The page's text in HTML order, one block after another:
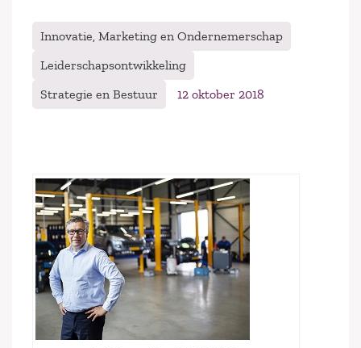
Innovatie, Marketing en Ondernemerschap
Leiderschapsontwikkeling
Strategie en Bestuur
12 oktober 2018